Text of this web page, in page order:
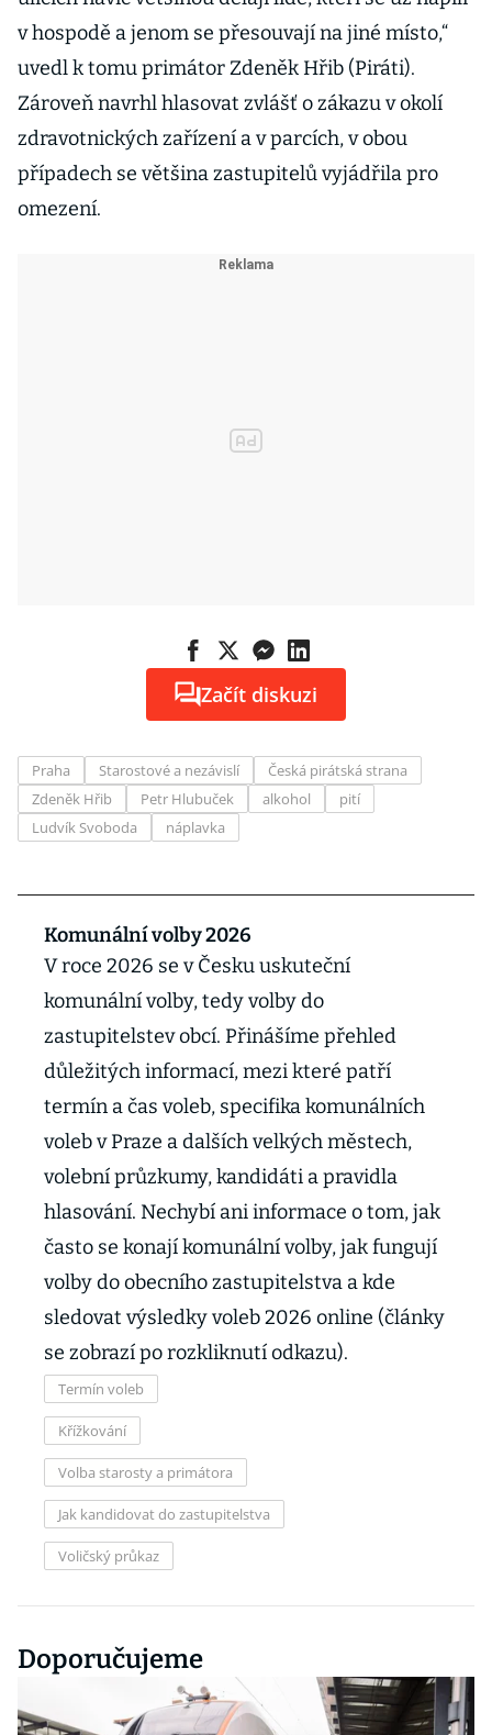
v hospodě a jenom se přesouvají na jiné místo,“
uvedl k tomu primátor Zdeněk Hřib (Piráti).
Zároveň navrhl hlasovat zvlášť o zákazu v okolí
zdravotnických zařízení a v parcích, v obou
případech se většina zastupitelů vyjádřila pro
omezení.
Začít diskuzi
Praha Starostové a nezávislí
Česká pirátská strana
Zdeněk Hřib
Petr Hlubuček alkohol
pití
Ludvík Svoboda
náplavka
Komunální volby 2026
V roce 2026 se v Česku uskuteční
komunální volby, tedy volby do
zastupitelstev obcí. Přinášíme přehled
důležitých informací, mezi které patří
termín a čas voleb, specifika komunálních
voleb v Praze a dalších velkých městech,
volební průzkumy, kandidáti a pravidla
hlasování. Nechybí ani informace o tom, jak
často se konají komunální volby, jak fungují
volby do obecního zastupitelstva a kde
sledovat výsledky voleb 2026 online (články
se zobrazí po rozkliknutí odkazu).
Termín voleb
Křížkování
Volba starosty a primátora
Jak kandidovat do zastupitelstva
Voličský průkaz
Doporučujeme